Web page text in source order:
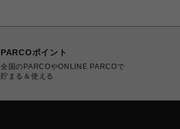
PARCOポイント
全国のPARCOやONLINE PARCOで
貯まる＆使える